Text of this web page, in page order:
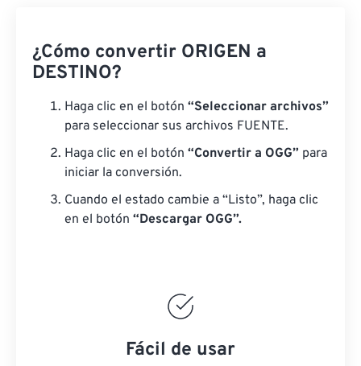
¿Cómo convertir ORIGEN a
DESTINO?
Haga clic en el botón “Seleccionar archivos”
para seleccionar sus archivos FUENTE.
Haga clic en el botón “Convertir a OGG” para
iniciar la conversión.
Cuando el estado cambie a “Listo”, haga clic
en el botón “Descargar OGG”.
Fácil de usar